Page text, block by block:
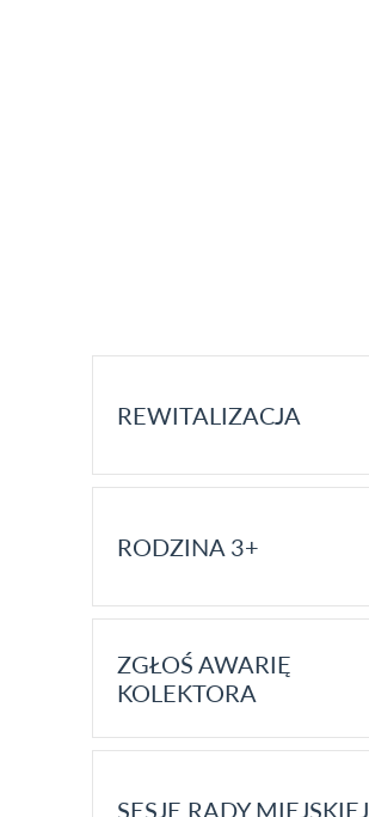
REWITALIZACJA
RODZINA 3+
ZGŁOŚ AWARIĘ
KOLEKTORA
SESJE RADY MIEJSKIEJ